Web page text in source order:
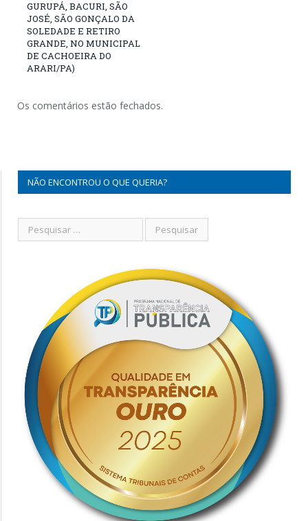
GURUPÁ, BACURI, SÃO
JOSÉ, SÃO GONÇALO DA
SOLEDADE E RETIRO
GRANDE, NO MUNICIPAL
DE CACHOEIRA DO
ARARI/PA)
Os comentários estão fechados.
NÃO ENCONTROU O QUE QUERIA?